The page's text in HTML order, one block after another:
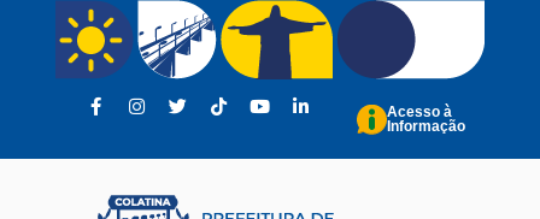
Pular para o conteúdo principal
Acesso à
Informação